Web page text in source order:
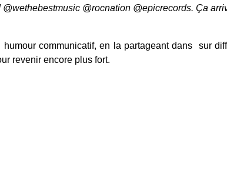
@rocnation @epicrecords. Ça
humour communicatif, en la partageant dans sur
revenir encore plus fort.